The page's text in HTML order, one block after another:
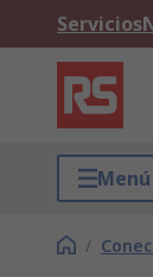
Servicios
Menú
/